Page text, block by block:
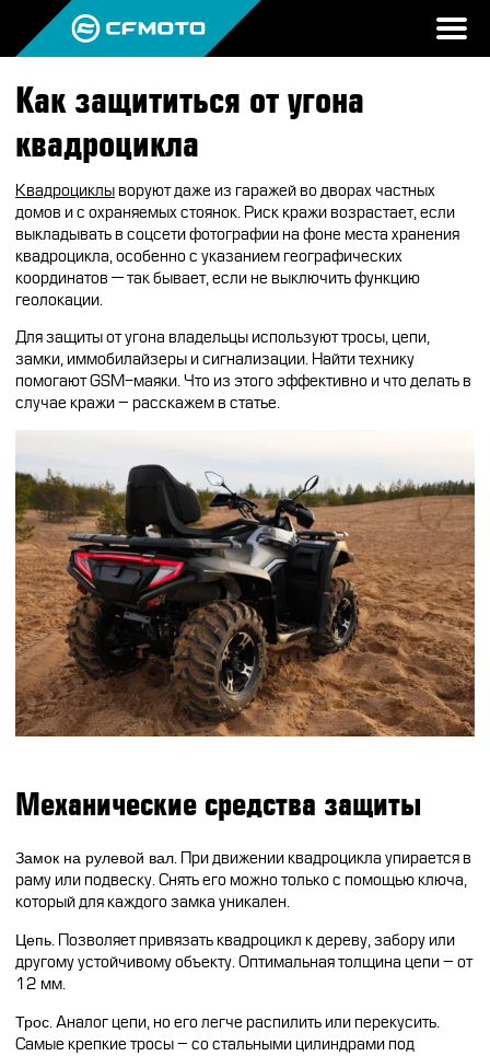
ПРОДУКЦИЯ
МОТОЦИКЛЫ
ЭКИПИРОВКА
ЗАПЧАСТИ
МАСЛО
CFMOTO ФИНАНС
ЛИЗИНГ
СТАТЬ ПОСТАВЩИКОМ
О CFMOTO
ГАЛЕРЕЯ
ПУТЕШЕСТВИЯ
CFMOTO EXPERIENCE
НОВОСТИ
ВОПРОС-ОТВЕТ
ТЕСТ-ДРАЙВ
ТЕСТ-ДРАЙВ CFMOTO
CFMOTO EXPERIENCE
CFMOTO ЭКСПЕРТ
КВАДРОЦИКЛЫ
ВХОД
ДЛЯ ДИЛЕРОВ
Дилеры
Найти дилера
Стать дилером
Конфигуратор
Как защититься от угона
квадроцикла
Квадроциклыворуют даже из гаражей во дворах частных
домов и с охраняемых стоянок. Риск кражи возрастает, если
выкладывать в соцсети фотографии на фоне места хранения
квадроцикла, особенно с указанием географических
координатов — так бывает, если не выключить функцию
геолокации.
Для защиты от угона владельцы используют тросы, цепи,
замки, иммобилайзеры и сигнализации. Найти технику
помогают GSM-маяки. Что из этого эффективно и что делать в
случае кражи – расскажем в статье.
Механические средства защиты
Замок на рулевой вал. При движении квадроцикла упирается в
раму или подвеску. Снять его можно только с помощью ключа,
который для каждого замка уникален.
Цепь. Позволяет привязать квадроцикл к дереву, забору или
другому устойчивому объекту. Оптимальная толщина цепи – от
12 мм.
Трос. Аналог цепи, но его легче распилить или перекусить.
Самые крепкие тросы – со стальными цилиндрами под